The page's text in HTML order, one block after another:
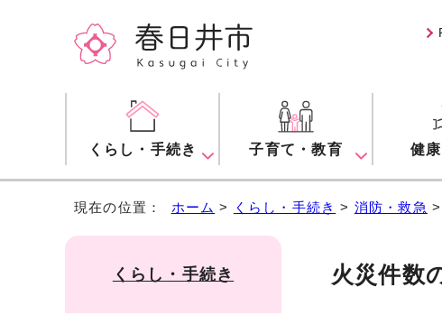
くらし・手続き 子育て・教育 健
現在の位置： ホーム > くらし・手続き > 消防・救急
火災件数
くらし・手続き